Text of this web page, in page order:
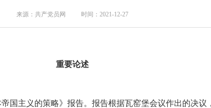
来源：共产党员网 时间：2021-12-27
重要论述
主义的策略》报告。报告根据瓦窑堡会议作出的决议